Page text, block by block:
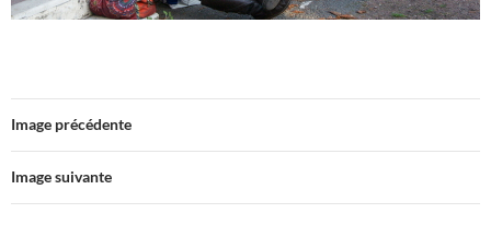
Image précédente
Image suivante